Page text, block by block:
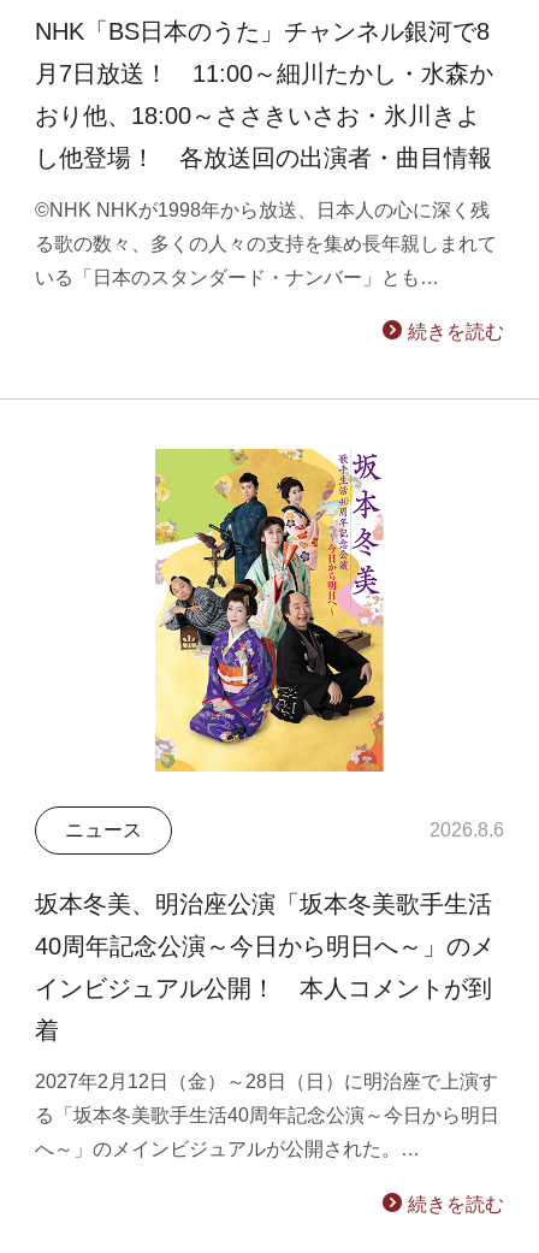
NHK「BS日本のうた」チャンネル銀河で8
月7日放送！ 11:00～細川たかし・水森か
おり他、18:00～ささきいさお・氷川きよ
し他登場！ 各放送回の出演者・曲目情報
©NHK NHKが1998年から放送、日本人の心に深く残
る歌の数々、多くの人々の支持を集め長年親しまれて
いる「日本のスタンダード・ナンバー」とも…
続きを読む
ニュース 2026.8.6
坂本冬美、明治座公演「坂本冬美歌手生活
40周年記念公演～今日から明日へ～」のメ
インビジュアル公開！ 本人コメントが到
着
2027年2月12日（金）～28日（日）に明治座で上演す
る「坂本冬美歌手生活40周年記念公演～今日から明日
へ～」のメインビジュアルが公開された。…
続きを読む